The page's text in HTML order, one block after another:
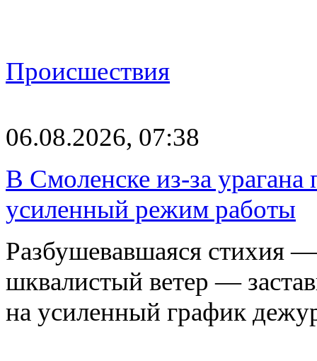
Происшествия
06.08.2026, 07:38
В Смоленске из-за
усиленный режим работы
Разбушевавшаяся стихия
шквалистый ветер —
на усиленный график